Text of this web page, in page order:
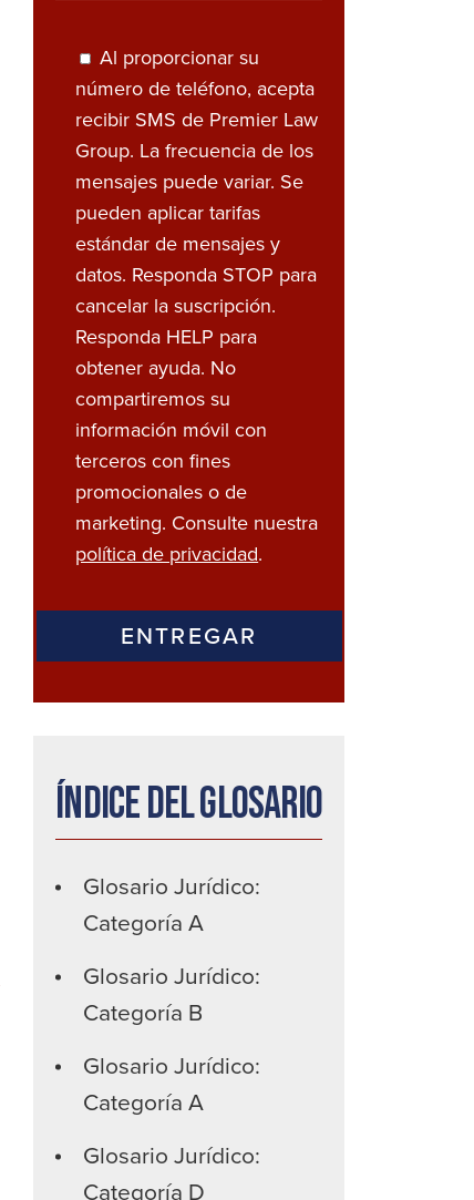
Al proporcionar su
número de teléfono, acepta
recibir SMS de Premier Law
Group. La frecuencia de los
mensajes puede variar. Se
pueden aplicar tarifas
estándar de mensajes y
datos. Responda STOP para
cancelar la suscripción.
Responda HELP para
obtener ayuda. No
compartiremos su
información móvil con
terceros con fines
promocionales o de
marketing. Consulte nuestra
política de privacidad.
Índice del glosario
Glosario Jurídico:
Categoría A
Glosario Jurídico:
Categoría B
Glosario Jurídico:
Categoría A
Glosario Jurídico:
Categoría D